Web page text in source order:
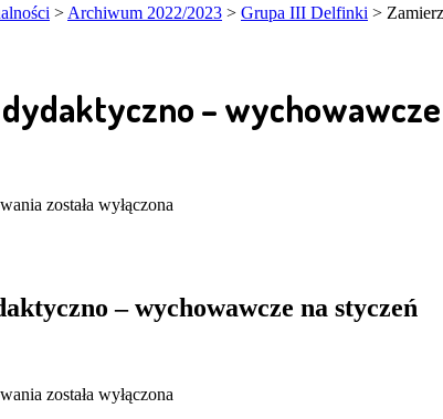
> Archiwum 2022/2023 > Grupa III Delfinki >
–
Zamierzenia
styczeń
została wyłączona
– wychowawcze na styczeń
Zamierzenia
została wyłączona